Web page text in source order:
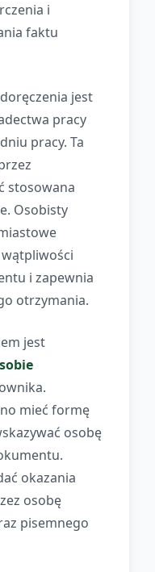
i
faktu
jest
pracy
pracy. Ta
stosowana
Osobisty
i zapewnia
otrzymania.
jest
mieć formę
osobę
okazania
osobę
pisemnego